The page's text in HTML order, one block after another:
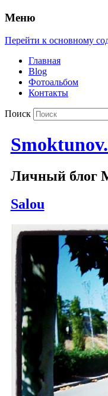
Меню
Перейти к основному
Главная
Blog
Фотоальбом
Контакты
Поиск
Личный блог
Salou